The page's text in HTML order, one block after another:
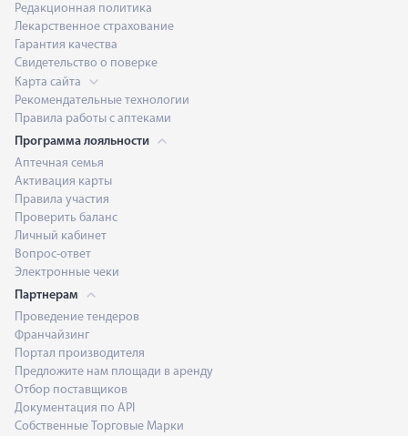
Редакционная политика
Лекарственное страхование
Гарантия качества
Свидетельство о поверке
Карта сайта
Рекомендательные технологии
Правила работы с аптеками
Программа лояльности
Аптечная семья
Активация карты
Правила участия
Проверить баланс
Личный кабинет
Вопрос-ответ
Электронные чеки
Партнерам
Проведение тендеров
Франчайзинг
Портал производителя
Предложите нам площади в аренду
Отбор поставщиков
Документация по API
Собственные Торговые Марки